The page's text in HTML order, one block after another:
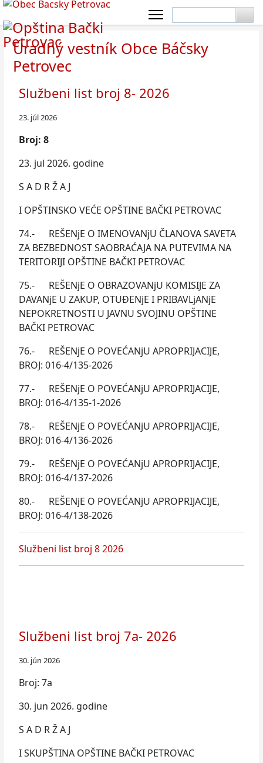
Úradný vestník Obce Báčsky
Petrovec
Službeni list broj 8- 2026
23. júl 2026
Broj: 8
23. jul 2026. godine
S A D R Ž A J
I OPŠTINSKO VEĆE OPŠTINE BAČKI PETROVAC
74.- REŠENjE O IMENOVANjU ČLANOVA SAVETA
ZA BEZBEDNOST SAOBRAĆAJA NA PUTEVIMA NA
TERITORIJI OPŠTINE BAČKI PETROVAC
75.- REŠENjE O OBRAZOVANjU KOMISIJE ZA
DAVANjE U ZAKUP, OTUĐENjE I PRIBAVLjANjE
NEPOKRETNOSTI U JAVNU SVOJINU OPŠTINE
BAČKI PETROVAC
76.- REŠENjE O POVEĆANjU APROPRIJACIJE,
BROJ: 016-4/135-2026
77.- REŠENjE O POVEĆANjU APROPRIJACIJE,
BROJ: 016-4/135-1-2026
78.- REŠENjE O POVEĆANjU APROPRIJACIJE,
BROJ: 016-4/136-2026
79.- REŠENjE O POVEĆANjU APROPRIJACIJE,
BROJ: 016-4/137-2026
80.- REŠENjE O POVEĆANjU APROPRIJACIJE,
BROJ: 016-4/138-2026
Službeni list broj 8 2026
Službeni list broj 7а- 2026
30. jún 2026
Broj: 7a
30. jun 2026. godine
S A D R Ž A J
I SKUPŠTINA OPŠTINE BAČKI PETROVAC